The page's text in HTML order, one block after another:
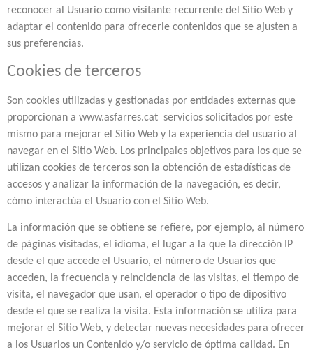
reconocer al Usuario como visitante recurrente del Sitio Web y
adaptar el contenido para ofrecerle contenidos que se ajusten a
sus preferencias.
Cookies de terceros
Son cookies utilizadas y gestionadas por entidades externas que
proporcionan a www.asfarres.cat servicios solicitados por este
mismo para mejorar el Sitio Web y la experiencia del usuario al
navegar en el Sitio Web. Los principales objetivos para los que se
utilizan cookies de terceros son la obtención de estadísticas de
accesos y analizar la información de la navegación, es decir,
cómo interactúa el Usuario con el Sitio Web.
La información que se obtiene se refiere, por ejemplo, al número
de páginas visitadas, el idioma, el lugar a la que la dirección IP
desde el que accede el Usuario, el número de Usuarios que
acceden, la frecuencia y reincidencia de las visitas, el tiempo de
visita, el navegador que usan, el operador o tipo de dipositivo
desde el que se realiza la visita. Esta información se utiliza para
mejorar el Sitio Web, y detectar nuevas necesidades para ofrecer
a los Usuarios un Contenido y/o servicio de óptima calidad. En